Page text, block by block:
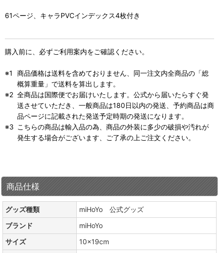
61ページ、キャラPVCインデックス4枚付き
購入前に、必ずご利用案内をご確認ください。
商品価格は送料を含めておりません、同一注文内全商品の「総
概算重量」で送料を算出します。
全商品は国際便でお届けいたします。公式から届いたらすぐ発
送させていただき、一般商品は180日以内の発送、予約商品は商
品ページに記載された発送予定時期の発送になります。
こちらの商品は輸入品の為、商品の外装に多少の破損や汚れが
発生する場合がございます、ご了承の上ご注文ください。
商品仕様
グッズ種類
miHoYo 公式グッズ
ブランド
miHoYo
サイズ
10×19cm